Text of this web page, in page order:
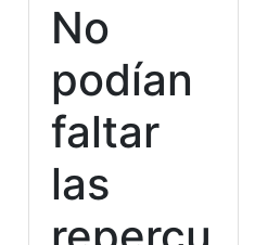
entradas FIFA,Futbol
No
podían
faltar
las